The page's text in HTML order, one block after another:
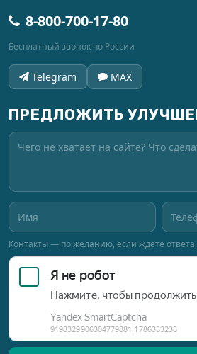
8-800-700-17-80
Бесплатный звонок по России
Telegram MAX
ПРЕДЛОЖИТЬ
Контакты — по желанию, если ждёте ответа.